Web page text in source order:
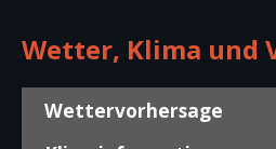
Wetter, Klima und
Wettervorhersage